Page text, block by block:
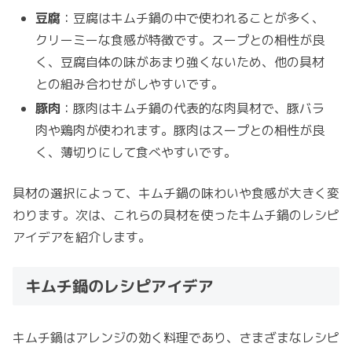
豆腐 ：豆腐はキムチ鍋の中で使われることが多く、
クリーミーな食感が特徴です。スープとの相性が良
く、豆腐自体の味があまり強くないため、他の具材
との組み合わせがしやすいです。
豚肉 ：豚肉はキムチ鍋の代表的な肉具材で、豚バラ
肉や鶏肉が使われます。豚肉はスープとの相性が良
く、薄切りにして食べやすいです。
具材の選択によって、キムチ鍋の味わいや食感が大きく変
わります。次は、これらの具材を使ったキムチ鍋のレシピ
アイデアを紹介します。
キムチ鍋のレシピアイデア
キムチ鍋はアレンジの効く料理であり、さまざまなレシピ